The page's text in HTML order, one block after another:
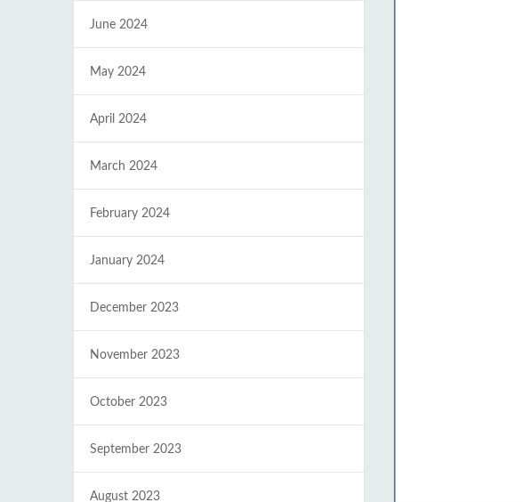
June 2024
May 2024
April 2024
March 2024
February 2024
January 2024
December 2023
November 2023
October 2023
September 2023
August 2023